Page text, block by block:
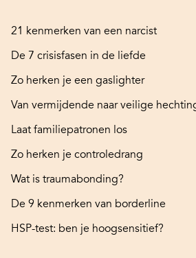
21 kenmerken van een narcist
De 7 crisisfasen in de liefde
Zo herken je een gaslighter
Van vermijdende naar veilige
Laat familiepatronen los
Zo herken je controledrang
Wat is traumabonding?
De 9 kenmerken van borderline
HSP-test: ben je hoogsensitief?